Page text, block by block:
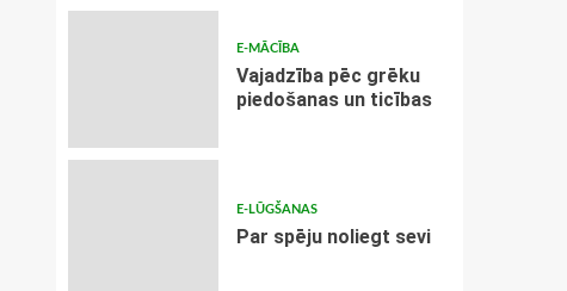
E-MĀCĪBA
Vajadzība pēc grēku
piedošanas un ticības
E-LŪGŠANAS
Par spēju noliegt sevi